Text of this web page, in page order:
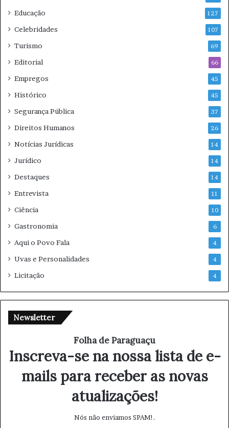
Educação 127
Celebridades 107
Turismo 69
Editorial 66
Empregos 45
Histórico 45
Segurança Pública 37
Direitos Humanos 26
Notícias Jurídicas 14
Jurídico 14
Destaques 14
Entrevista 11
Ciência 10
Gastronomia 6
Aqui o Povo Fala 4
Uvas e Personalidades 4
Licitação 4
Newsletter
Folha de Paraguaçu
Inscreva-se na nossa lista de e-
mails para receber as novas
atualizações!
Nós não enviamos SPAM!.